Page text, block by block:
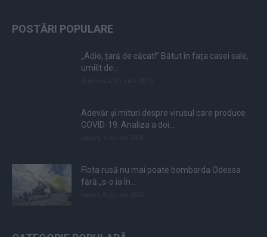
POSTĂRI POPULARE
„Adio, țară de căcat!” Bătut în fața casei sale,
umilit de...
Adevăr și mituri despre virusul care produce
COVID-19. Analiza a doi...
Flota rusă nu mai poate bombarda Odessa
fără „s-o ia în...